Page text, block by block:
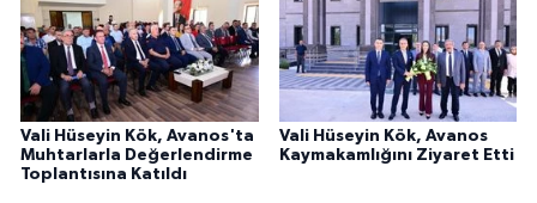
Vali Hüseyin Kök, Avanos'ta
Muhtarlarla Değerlendirme
Toplantısına Katıldı
Vali Hüseyin Kök, Avanos
Kaymakamlığını Ziyaret Etti